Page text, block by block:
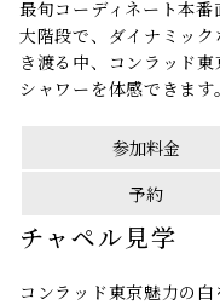
最旬コーディネート本
大階段で、ダイナミッ
き渡る中、コンラッド
シャワーを体感できます。
参加料金
予約
チャペル見学
コンラッド東京魅力の